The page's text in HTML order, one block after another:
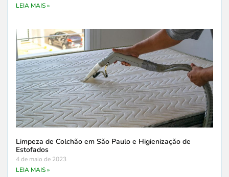
LEIA MAIS »
Limpeza de Colchão em São Paulo e Higienização de
Estofados
4 de maio de 2023
LEIA MAIS »